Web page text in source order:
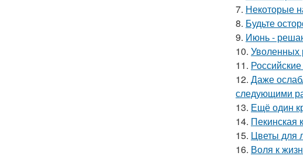
7. Некоторые
8. Будьте
9. Июнь -
10. Уволенных
11.
12. Даже
следующими
13. Ещё один
14. Пекинская
15. Цветы для
16. Воля к